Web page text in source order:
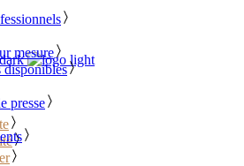
mesure
disponibles
presse